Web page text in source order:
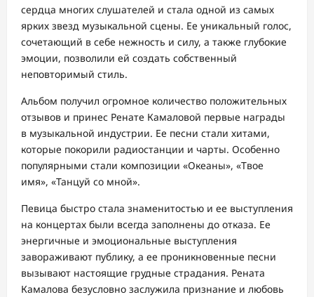
сердца многих слушателей и стала одной из самых
ярких звезд музыкальной сцены. Ее уникальный голос,
сочетающий в себе нежность и силу, а также глубокие
эмоции, позволили ей создать собственный
неповторимый стиль.
Альбом получил огромное количество положительных
отзывов и принес Ренате Камаловой первые награды
в музыкальной индустрии. Ее песни стали хитами,
которые покорили радиостанции и чарты. Особенно
популярными стали композиции «Океаны», «Твое
имя», «Танцуй со мной».
Певица быстро стала знаменитостью и ее выступления
на концертах были всегда заполнены до отказа. Ее
энергичные и эмоциональные выступления
завораживают публику, а ее проникновенные песни
вызывают настоящие грудные страдания. Рената
Камалова безусловно заслужила признание и любовь